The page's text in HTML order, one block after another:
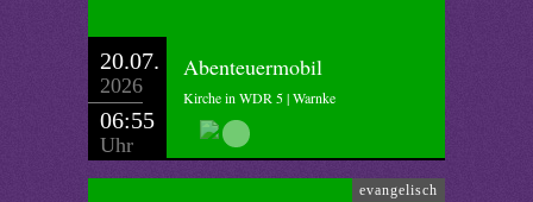
20.07.
2026
06:55
Uhr
Abenteuermobil
Kirche in WDR 5 | Warnke
evangelisch